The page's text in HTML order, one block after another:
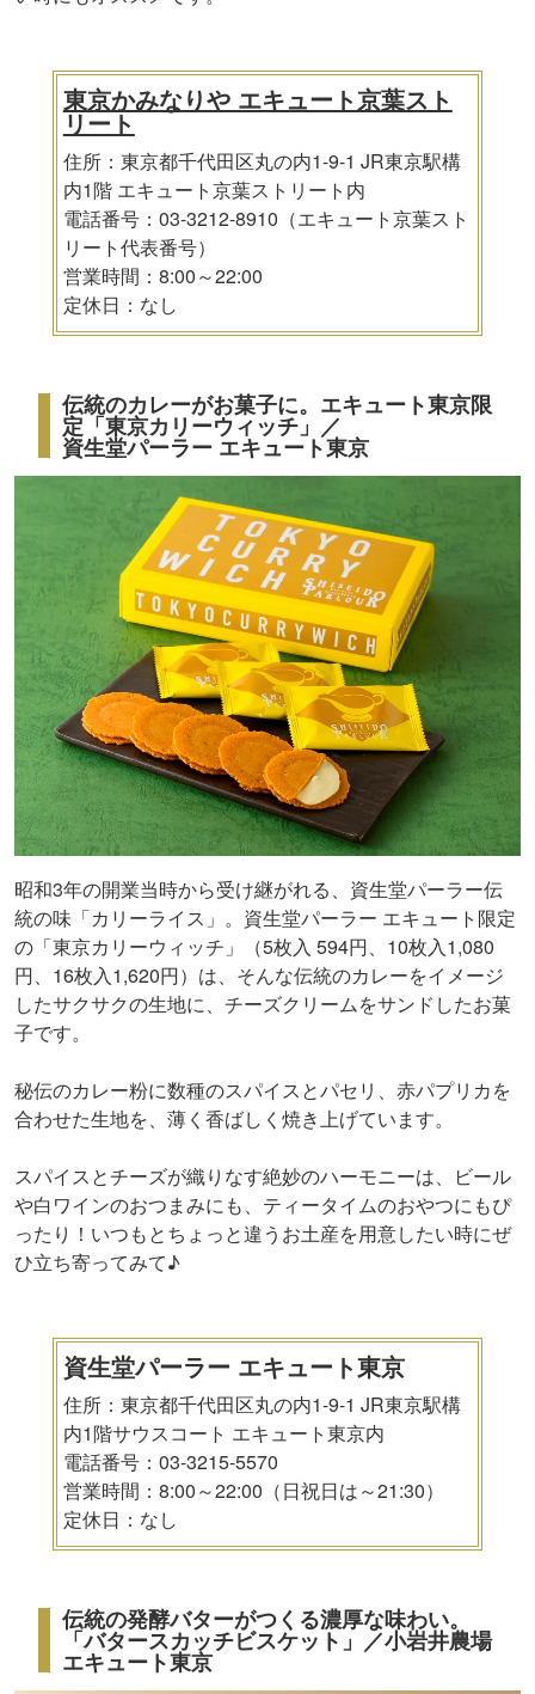
東京かみなりや エキュート京葉スト
リート
住所：東京都千代田区丸の内1-9-1 JR東京駅構
内1階 エキュート京葉ストリート内
電話番号：03-3212-8910（エキュート京葉スト
リート代表番号）
営業時間：8:00～22:00
定休日：なし
伝統のカレーがお菓子に。エキュート東京限
定「東京カリーウィッチ」／
資生堂パーラー エキュート東京
昭和3年の開業当時から受け継がれる、資生堂パーラー伝
統の味「カリーライス」。資生堂パーラー エキュート限定
の「東京カリーウィッチ」（5枚入 594円、10枚入1,080
円、16枚入1,620円）は、そんな伝統のカレーをイメージ
したサクサクの生地に、チーズクリームをサンドしたお菓
子です。
秘伝のカレー粉に数種のスパイスとパセリ、赤パプリカを
合わせた生地を、薄く香ばしく焼き上げています。
スパイスとチーズが織りなす絶妙のハーモニーは、ビール
や白ワインのおつまみにも、ティータイムのおやつにもぴ
ったり！いつもとちょっと違うお土産を用意したい時にぜ
ひ立ち寄ってみて♪
資生堂パーラー エキュート東京
住所：東京都千代田区丸の内1-9-1 JR東京駅構
内1階サウスコート エキュート東京内
電話番号：03-3215-5570
営業時間：8:00～22:00（日祝日は～21:30）
定休日：なし
伝統の発酵バターがつくる濃厚な味わい。
「バタースカッチビスケット」／小岩井農場
エキュート東京